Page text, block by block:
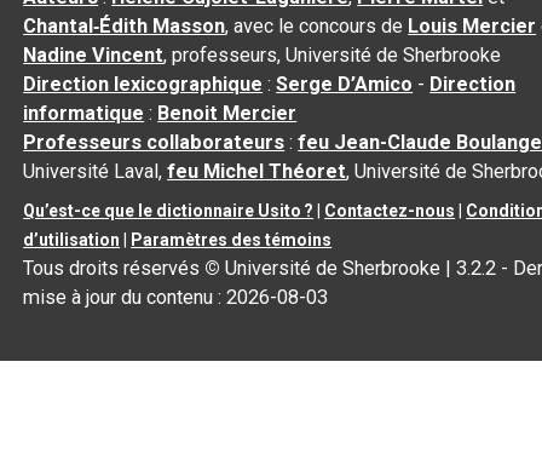
Chantal‑Édith Masson, avec le concours de Louis Mercier
Nadine Vincent, professeurs, Université de Sherbrooke
Direction lexicographique :Serge D’Amico - Direction
informatique : Benoit Mercier
Professeurs collaborateurs :feu Jean-Claude
Université Laval,feu Michel Théoret, Université de
Qu’est-ce que le dictionnaire Usito ? Contactez-nous
d’utilisation
Paramètres des témoins
Tous droits réservés © Université de Sherbrooke |3.2.2 -
mise à jour du contenu :2026-08-03